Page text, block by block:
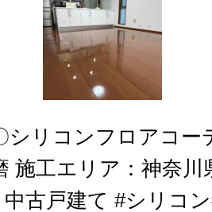
シリコンフロアコー
施工エリア：神奈川
中古戸建て #シリコ